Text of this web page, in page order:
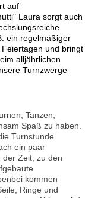
auf
Laura sorgt auch
ein regelmäßiger
und bringt
alljährlichen
Turnzwerge
Tanzen,
Spaß zu haben.
Turnstunde
ein paar
der Zeit, zu den
kommen
Ringe und